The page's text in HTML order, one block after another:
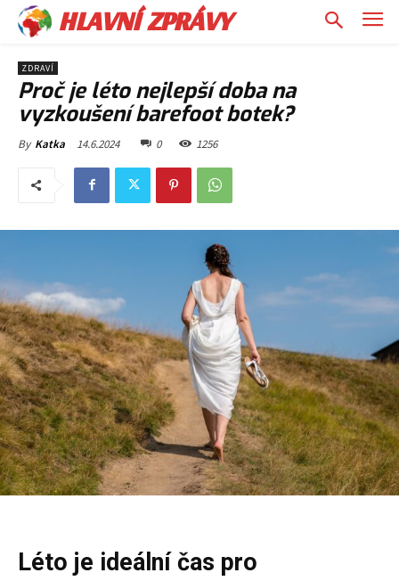
HLAVNÍ ZPRÁVY
ZDRAVÍ
Proč je léto nejlepší doba na
vyzkoušení barefoot botek?
By Katka 14.6.2024 0 1256
Léto je ideální čas pro